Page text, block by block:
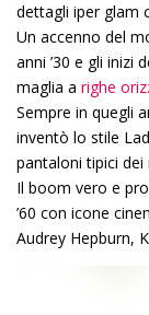
dettagli iper glam
Un accenno del
anni ’30 e gli inizi
maglia a righe
Sempre in quegli
inventò lo stile
pantaloni tipici dei
Il boom vero e
’60 con icone
Audrey Hepburn,